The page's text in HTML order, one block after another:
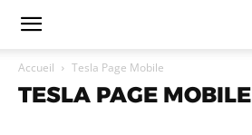
Accueil Tesla Page Mobile
TESLA PAGE MOBILE